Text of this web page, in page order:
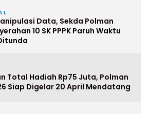
Data, Sekda Polman
10 SK PPPK Paruh Waktu
Total Hadiah Rp75 Juta, Polman
Siap Digelar 20 April Mendatang